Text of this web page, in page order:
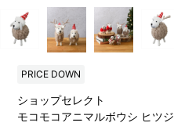
PRICE DOWN
ショップセレクト
モコモコアニマルボウシ ヒツジ